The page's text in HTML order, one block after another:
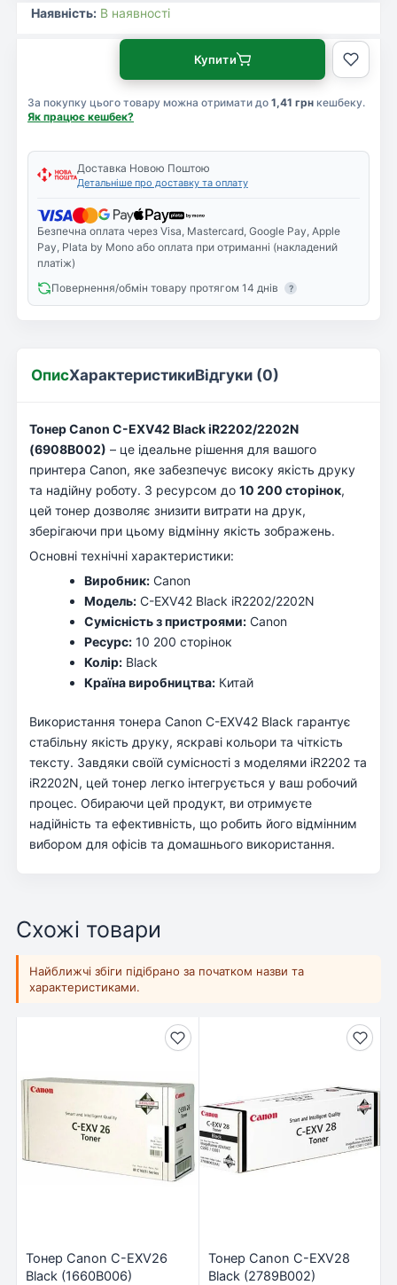
Наявність: В наявності
За покупку цього товару можна отримати до 1,41 грн кешбеку.
Як працює кешбек?
Купити
Доставка Новою Поштою
Детальніше про доставку та оплату
Безпечна оплата через Visa, Mastercard, Google Pay, Apple
Pay, Plata by Mono або оплата при отриманні (накладений
платіж)
Повернення/обмін товару протягом 14 днів
?
ОписХарактеристикиВідгуки (0)
Тонер Canon C-EXV42 Black iR2202/2202N
(6908B002) – це ідеальне рішення для вашого
принтера Canon, яке забезпечує високу якість друку
та надійну роботу. З ресурсом до 10 200 сторінок,
цей тонер дозволяє знизити витрати на друк,
зберігаючи при цьому відмінну якість зображень.
Основні технічні характеристики:
Виробник: Canon
Модель: C-EXV42 Black iR2202/2202N
Сумісність з пристроями: Canon
Ресурс: 10 200 сторінок
Колір: Black
Країна виробництва: Китай
Використання тонера Canon C-EXV42 Black гарантує
стабільну якість друку, яскраві кольори та чіткість
тексту. Завдяки своїй сумісності з моделями iR2202 та
iR2202N, цей тонер легко інтегрується у ваш робочий
процес. Обираючи цей продукт, ви отримуєте
надійність та ефективність, що робить його відмінним
вибором для офісів та домашнього використання.
Схожі товари
Найближчі збіги підібрано за початком назви та
характеристиками.
Тонер Canon C-EXV26
Black (1660B006)
Тонер Canon C-EXV28
Black (2789B002)